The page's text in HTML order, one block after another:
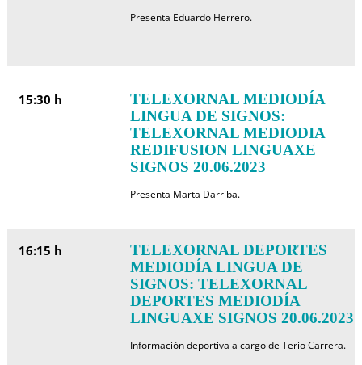
Presenta Eduardo Herrero.
15:30 h
TELEXORNAL MEDIODÍA
LINGUA DE SIGNOS:
TELEXORNAL MEDIODIA
REDIFUSION LINGUAXE
SIGNOS 20.06.2023
Presenta Marta Darriba.
16:15 h
TELEXORNAL DEPORTES
MEDIODÍA LINGUA DE
SIGNOS: TELEXORNAL
DEPORTES MEDIODÍA
LINGUAXE SIGNOS 20.06.2023
Información deportiva a cargo de Terio Carrera.